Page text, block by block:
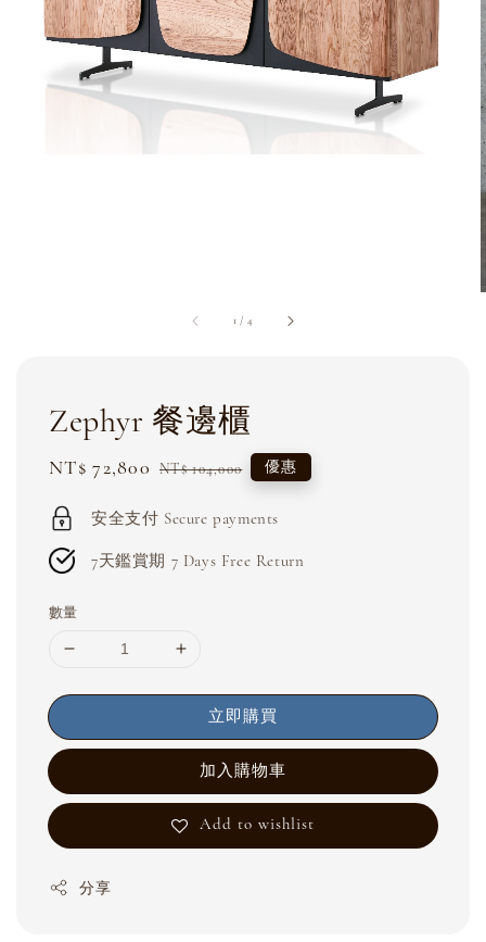
1 / 4
Zephyr 餐邊櫃
Sale
NT$ 72,800 Regular
NT$ 104,000 優惠
安全支付 Secure payments
7天鑑賞期 7 Days Free Return
數量
立即購買
加入購物車
Add to wishlist
分享